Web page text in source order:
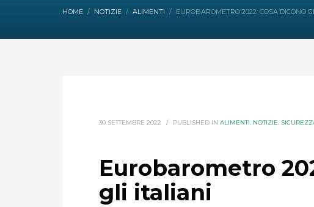
HOME NOTIZIE ALIMENTI EUROBAROMETRO 2022: COSA DICONO
30 SETTEMBRE 2022 / PUBLISHED IN ALIMENTI, NOTIZIE,
Eurobarometro
gli italiani